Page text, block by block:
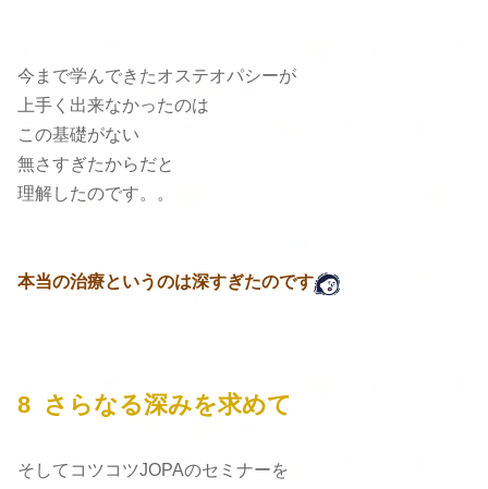
今まで学んできたオステオパシーが
上手く出来なかったのは
この基礎がない
無さすぎたからだと
理解したのです。。
本当の治療というのは深すぎたのです
8 さらなる深みを求めて
そしてコツコツJOPAのセミナーを